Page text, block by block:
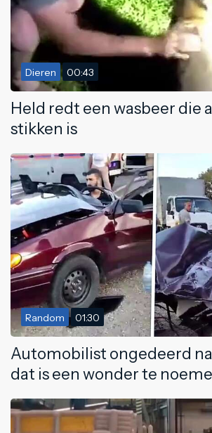
Dieren 00:43
Held redt een wasbeer die
stikken is
Random 01:30
Automobilist ongedeerd
dat is een wonder te